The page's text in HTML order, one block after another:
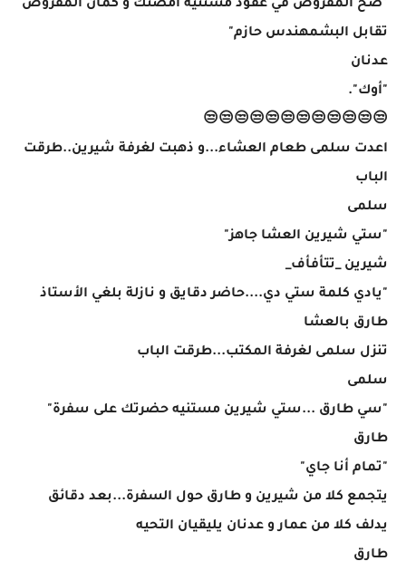
"صح المفروض في عقود مستنيه امضتك و كمان المفروض
تقابل البشمهندس حازم"
عدنان
"أوك".
😒😒😒😒😒😒😒😒😒😒😒😒
اعدت سلمى طعام العشاء...و ذهبت لغرفة شيرين..طرقت
الباب
سلمى
"ستي شيرين العشا جاهز"
شيرين _تتأفأف_
"يادي كلمة ستي دي....حاضر دقايق و نازلة بلغي الأستاذ
طارق بالعشا
تنزل سلمى لغرفة المكتب...طرقت الباب
سلمى
"سي طارق ...ستي شيرين مستنيه حضرتك على سفرة"
طارق
"تمام أنا جاي"
يتجمع كلا من شيرين و طارق حول السفرة...بعد دقائق
يدلف كلا من عمار و عدنان يليقيان التحيه
طارق